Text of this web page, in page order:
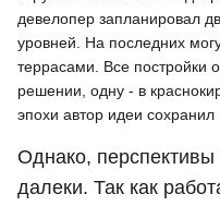
девелопер запланировал
уровней. На последних
террасами. Все постройки
решении, одну - в
эпохи автор идеи
Однако, перспективы
далеки. Так как